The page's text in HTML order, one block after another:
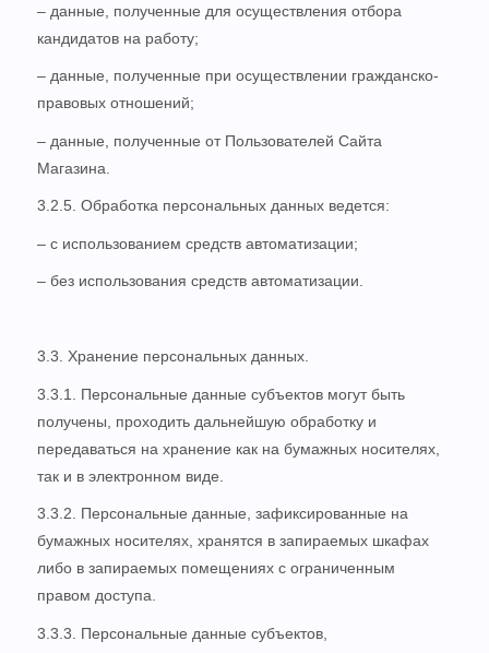
– данные, полученные для осуществления отбора
кандидатов на работу;
– данные, полученные при осуществлении гражданско-
правовых отношений;
– данные, полученные от Пользователей Сайта
Магазина.
3.2.5. Обработка персональных данных ведется:
– с использованием средств автоматизации;
– без использования средств автоматизации.
3.3. Хранение персональных данных.
3.3.1. Персональные данные субъектов могут быть
получены, проходить дальнейшую обработку и
передаваться на хранение как на бумажных носителях,
так и в электронном виде.
3.3.2. Персональные данные, зафиксированные на
бумажных носителях, хранятся в запираемых шкафах
либо в запираемых помещениях с ограниченным
правом доступа.
3.3.3. Персональные данные субъектов,